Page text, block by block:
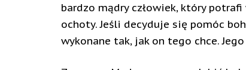
bardzo mądry człowiek, który
ochoty. Jeśli decyduje się pomóc
wykonane tak, jak on tego chce. Jego